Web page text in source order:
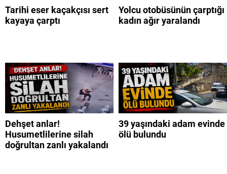
Tarihi eser kaçakçısı sert
kayaya çarptı
Yolcu otobüsünün çarptığı
kadın ağır yaralandı
Dehşet anlar!
Husumetlilerine silah
doğrultan zanlı yakalandı
39 yaşındaki adam evinde
ölü bulundu